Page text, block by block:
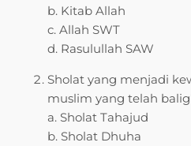
b. Kitab Allah
c. Allah SWT
d. Rasulullah SAW
Sholat yang menjadi
muslim yang telah
a. Sholat Tahajud
b. Sholat Dhuha